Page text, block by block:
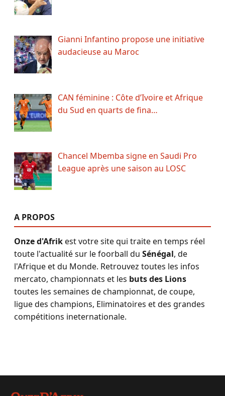
Gianni Infantino propose une initiative
audacieuse au Maroc
CAN féminine : Côte d’Ivoire et Afrique
du Sud en quarts de fina…
Chancel Mbemba signe en Saudi Pro
League après une saison au LOSC
A PROPOS
Onze d'Afrikest votre site qui traite en temps réel
toute l'actualité sur le foorball du Sénégal, de
l'Afrique et du Monde. Retrouvez toutes les infos
mercato, championnats et les buts des Lions
toutes les semaines de championnat, de coupe,
ligue des champions, Eliminatoires et des grandes
compétitions ineternationale.